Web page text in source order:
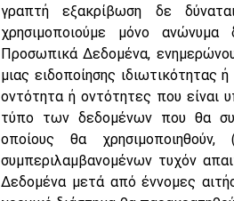
γραπτή εξακρίβωση δε
χρησιμοποιούμε μόνο ανώνυμα
Προσωπικά Δεδομένα,
μιας ειδοποίησης ιδιωτικότητας
οντότητα ή οντότητες που είναι
τύπο των δεδομένων που θα
οποίους θα
συμπεριλαμβανομένων τυχόν
Δεδομένα μετά από έννομες